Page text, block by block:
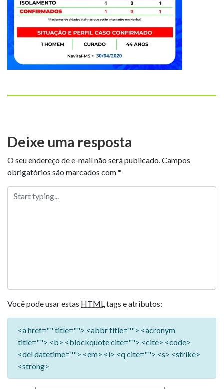
Deixe uma resposta
O seu endereço de e-mail não será publicado.Campos
obrigatórios são marcados com*
Você pode usar estas HTMLtags e atributos:
<a href="" title=""> <abbr title=""> <acronym
title=""> <b> <blockquote cite=""> <cite> <code>
<del datetime=""> <em> <i> <q cite=""> <s> <strike>
<strong>